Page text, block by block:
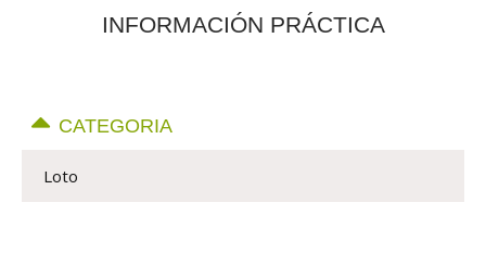
INFORMACIÓN PRÁCTICA
CATEGORIA
Loto